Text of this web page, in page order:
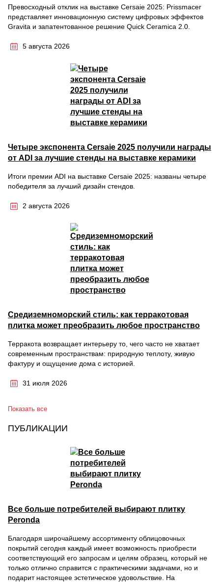
Превосходный отклик на выставке Cersaie 2025: Prissmacer
представляет инновационную систему цифровых эффектов
Gravita и запатентованное решение Quick Ceramica 2.0.
5 августа 2026
Четыре экспонента Cersaie 2025 получили награды
от ADI за лучшие стенды на выставке керамики
Итоги премии ADI на выставке Cersaie 2025: названы четыре
победителя за лучший дизайн стендов.
2 августа 2026
Средиземноморский стиль: как терракотовая
плитка может преобразить любое пространство
Терракота возвращает интерьеру то, чего часто не хватает
современным пространствам: природную теплоту, живую
фактуру и ощущение дома с историей.
31 июля 2026
Показать все
ПУБЛИКАЦИИ
Все больше потребителей выбирают плитку
Peronda
Благодаря широчайшему ассортименту облицовочных
покрытий сегодня каждый имеет возможность приобрести
соответствующий его запросам и целям образец, который не
только отлично справится с практическими задачами, но и
подарит настоящее эстетическое удовольствие. На